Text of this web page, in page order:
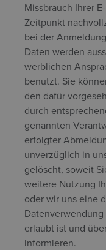
Missbrauch Ihrer
Zeitpunkt
bei der
Daten werden
werblichen
benutzt. Sie
den dafür
durch
genannten
erfolgter
unverzüglich in
gelöscht, soweit
weitere Nutzung
oder wir uns eine
erlaubt ist und
informieren.